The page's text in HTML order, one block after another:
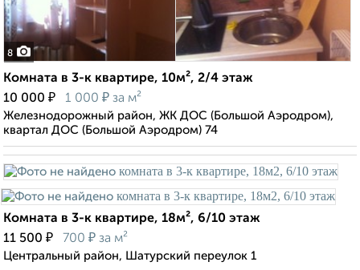
8
Комната в 3-к квартире, 10м², 2/4 этаж
10 000 ₽ 1 000 ₽ за м²
Железнодорожный район, ЖК ДОС (Большой Аэродром),
квартал ДОС (Большой Аэродром) 74
Комната в 3-к квартире, 18м², 6/10 этаж
11 500 ₽ 700 ₽ за м²
Центральный район, Шатурский переулок 1